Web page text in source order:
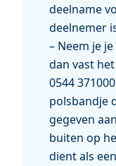
deelname
deelnemer
– Neem je
dan vast
0544
polsbandje
gegeven
buiten op
dient als